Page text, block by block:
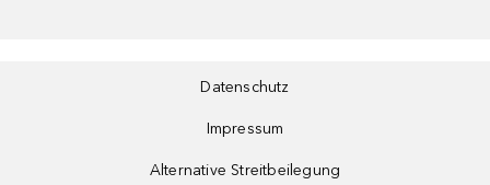
Datenschutz
Impressum
Alternative Streitbeilegung